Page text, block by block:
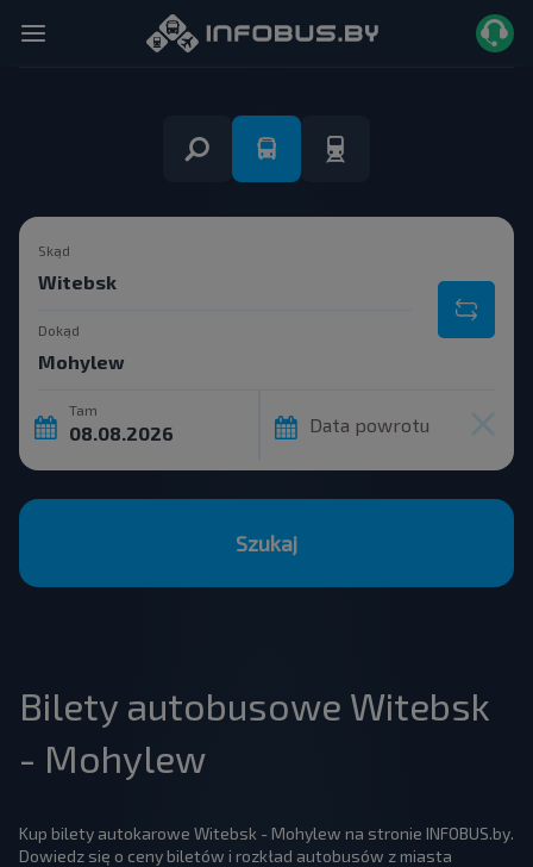
Skąd
Dokąd
Tam
Data powrotu
Szukaj
Bilety autobusowe Witebsk
- Mohylew
Kup bilety autokarowe Witebsk - Mohylew na stronie INFOBUS.by.
Dowiedz się o ceny biletów i rozkład autobusów z miasta